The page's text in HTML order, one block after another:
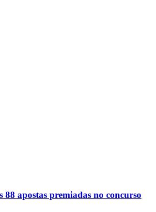
88 apostas premiadas no concurso